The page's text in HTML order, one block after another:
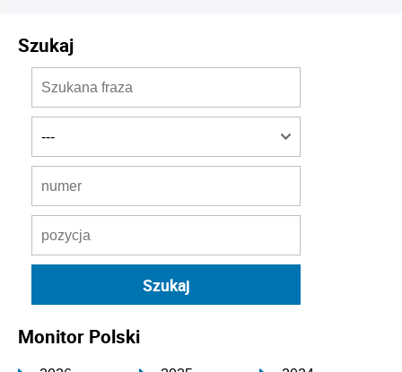
Szukaj
Monitor Polski